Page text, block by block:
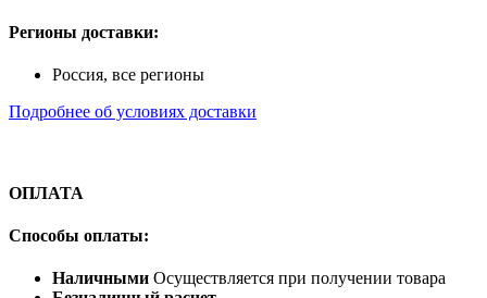
Регионы доставки:
Россия, все регионы
Подробнее об условиях доставки
ОПЛАТА
Способы оплаты:
Наличными Осуществляется при получении товара